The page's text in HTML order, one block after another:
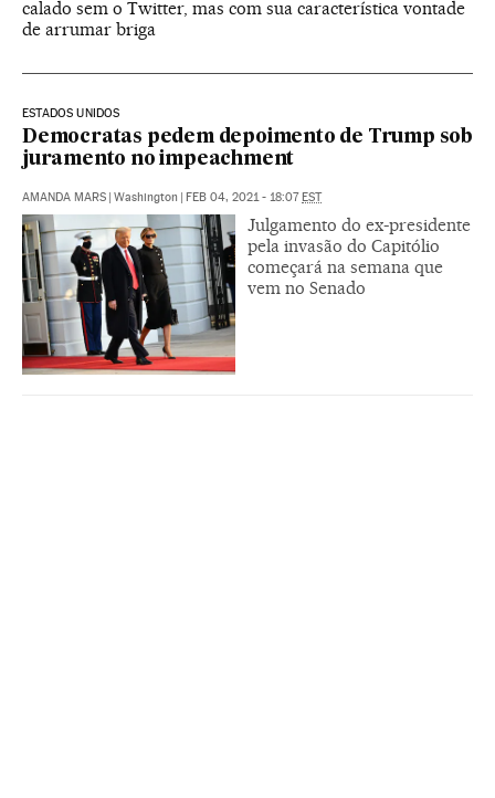
calado sem o Twitter, mas com sua característica vontade
de arrumar briga
ESTADOS UNIDOS
Democratas pedem depoimento de Trump sob
juramento no impeachment
AMANDA MARS Washington FEB 04, 2021 - 18:07 EST
Julgamento do ex-presidente
pela invasão do Capitólio
começará na semana que
vem no Senado